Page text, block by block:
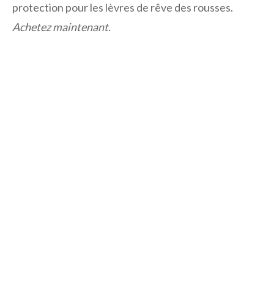
protection pour les lèvres de rêve des rousses.
Achetez maintenant.